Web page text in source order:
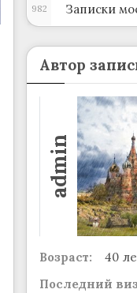
Записки
982
Автор
admin
Возраст:
40
Последний